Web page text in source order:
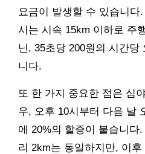
요금이 발생할 수 있습니다
시는 시속 15km 이하로 주
닌, 35초당 200원의 시간당
니다.
또 한 가지 중요한 점은 심
우, 오후 10시부터 다음 날
에 20%의 할증이 붙습니다
리 2km는 동일하지만, 이